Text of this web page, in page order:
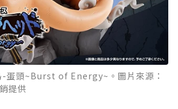
-蛋頭~Burst of Energy~。圖片來源：
提供